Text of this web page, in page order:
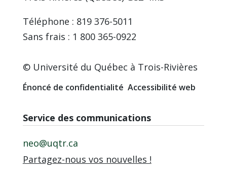
Téléphone : 819 376-5011
Sans frais : 1 800 365-0922
© Université du Québec à Trois-Rivières
Énoncé de confidentialité Accessibilité web
Service des communications
neo@uqtr.ca
Partagez-nous vos nouvelles !